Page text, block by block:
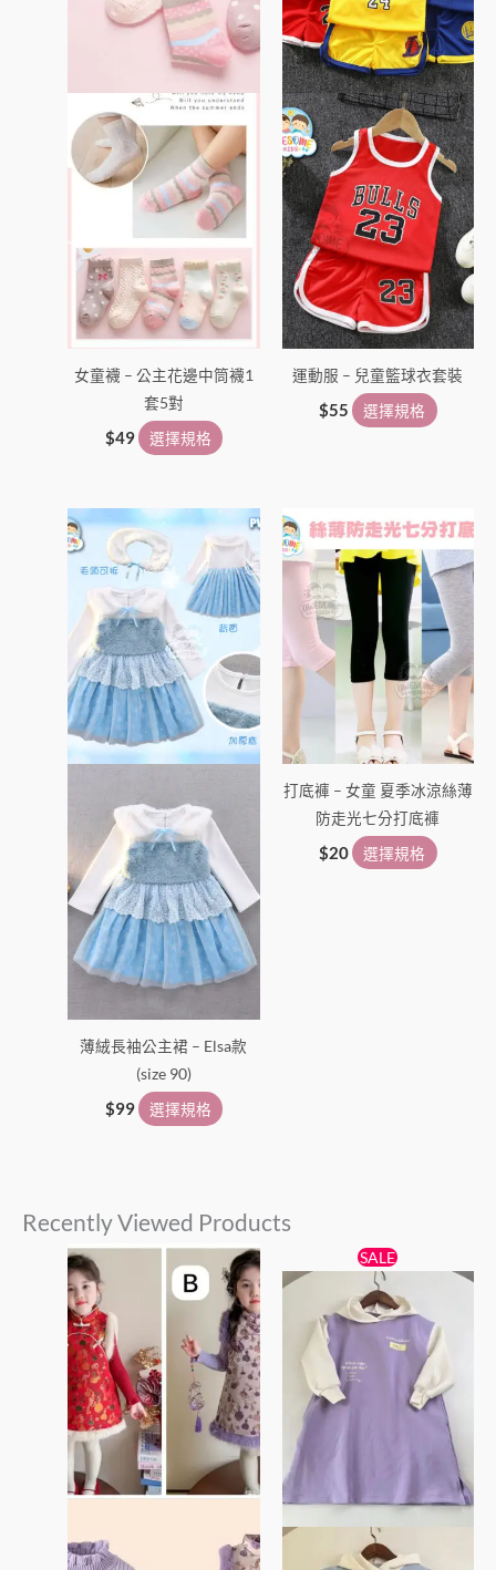
女童襪 – 公主花邊中筒襪1
套5對
$49 選擇規格
款
式。
可
在
產
品
頁
面
選
擇
選
項
運動服 – 兒童籃球衣套裝
$55 選擇規格
款
式。
可
在
產
品
頁
面
選
擇
選
項
薄絨長袖公主裙 – Elsa款
(size 90)
$99 選擇規格
產
品
有
多
種
款
式。
可
在
頁
面
選
擇
選
打底褲 – 女童 夏季冰涼絲薄
防走光七分打底褲
$20 選擇規格
此
產
品
有
多
種
款
可
在
產
品
頁
Recently Viewed Products
價
格
範
$158
到
$218
此
產
品
有
多
種
款
式。
產
品
SALE
始
格：
$69。
目
前
價
格：
$59。
產
式。
可
在